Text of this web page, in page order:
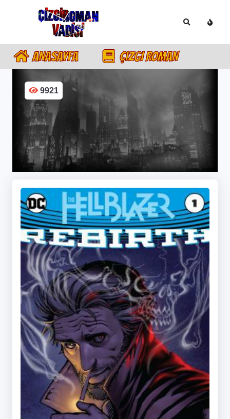
ANASAYFA ÇIZGI ROMAN
9921